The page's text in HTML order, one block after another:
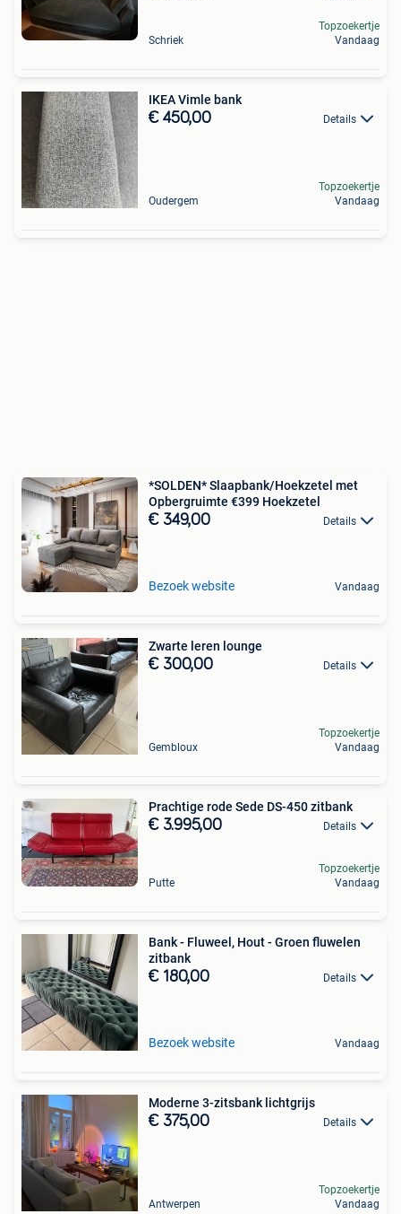
Schriek
Topzoekertje
Vandaag
IKEA Vimle bank
€ 450,00 Details
Oudergem
Topzoekertje
Vandaag
*SOLDEN* Slaapbank/Hoekzetel met
Opbergruimte €399 Hoekzetel
€ 349,00 Details
Bezoek website Vandaag
Zwarte leren lounge
€ 300,00 Details
Gembloux
Topzoekertje
Vandaag
Prachtige rode Sede DS-450 zitbank
€ 3.995,00 Details
Putte
Topzoekertje
Vandaag
Bank - Fluweel, Hout - Groen fluwelen
zitbank
€ 180,00 Details
Bezoek website Vandaag
Moderne 3-zitsbank lichtgrijs
€ 375,00 Details
Antwerpen
Topzoekertje
Vandaag